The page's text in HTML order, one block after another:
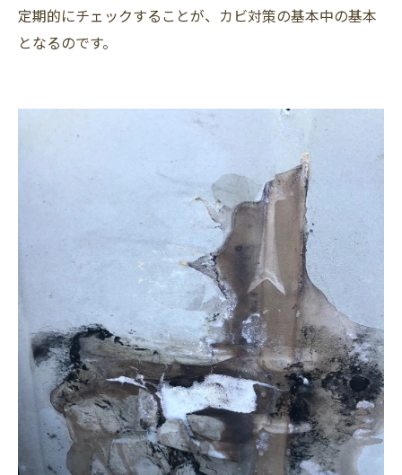
定期的にチェックすることが、カビ対策の基本中の基本
となるのです。